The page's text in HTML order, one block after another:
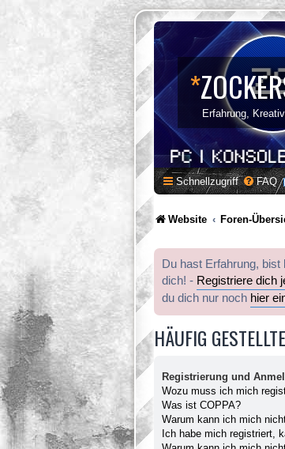
*
Erfahrung,
Schnellzugriff FAQ
Website Foren-
Du hast Erfahrung,
dich! - Registriere dich
du dich nur noch hier
HÄUFIG
Registrierung und
Wozu muss ich mich
Was ist COPPA?
Warum kann ich mich
Ich habe mich registriert,